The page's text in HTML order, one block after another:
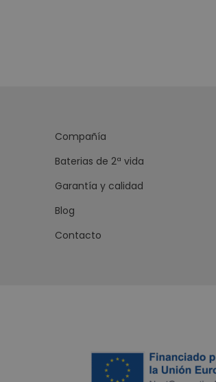
Compañía
Baterias de 2ª vida
Garantía y calidad
Blog
Contacto